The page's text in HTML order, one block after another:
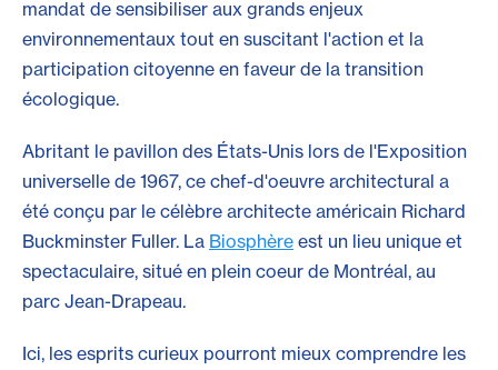
mandat de sensibiliser aux grands enjeux
environnementaux tout en suscitant l'action et la
participation citoyenne en faveur de la transition
écologique.
Abritant le pavillon des États-Unis lors de l'Exposition
universelle de 1967, ce chef-d'oeuvre architectural a
été conçu par le célèbre architecte américain Richard
Buckminster Fuller. La Biosphère est un lieu unique et
spectaculaire, situé en plein coeur de Montréal, au
parc Jean-Drapeau.
Ici, les esprits curieux pourront mieux comprendre les